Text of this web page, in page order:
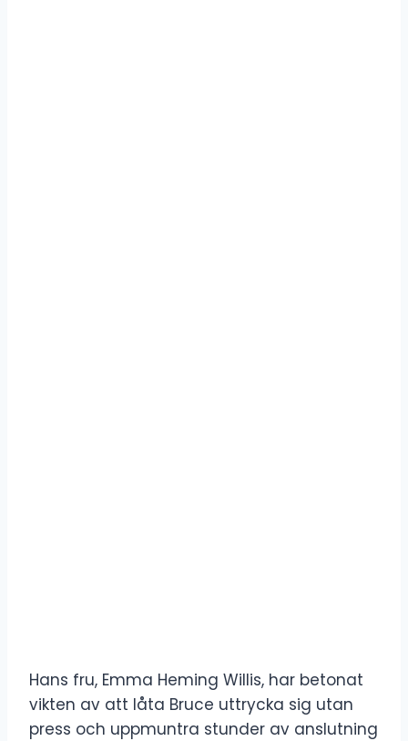
Hans fru, Emma Heming Willis, har betonat
vikten av att låta Bruce uttrycka sig utan
press och uppmuntra stunder av anslutning